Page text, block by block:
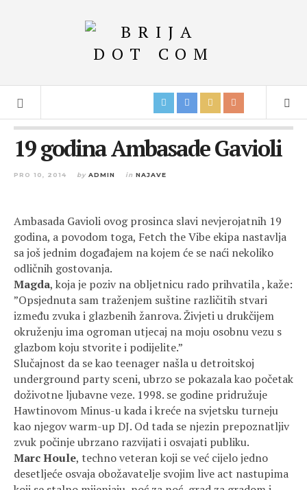
19 godina Ambasade Gavioli
PRO 10, 2014 by ADMIN in NAJAVE
Ambasada Gavioli ovog prosinca slavi nevjerojatnih 19
godina, a povodom toga, Fetch the Vibe ekipa nastavlja
sa još jednim događajem na kojem će se naći nekoliko
odličnih gostovanja.
Magda, koja je poziv na obljetnicu rado prihvatila , kaže:
”Opsjednuta sam traženjem suštine različitih stvari
između zvuka i glazbenih žanrova. Živjeti u drukčijem
okruženju ima ogroman utjecaj na moju osobnu vezu s
glazbom koju stvorite i podijelite.”
Slučajnost da se kao teenager našla u detroitskoj
underground party sceni, ubrzo se pokazala kao početak
doživotne ljubavne veze. 1998. se godine pridružuje
Hawtinovom Minus-u kada i kreće na svjetsku turneju
kao njegov warm-up DJ. Od tada se njezin prepoznatljiv
zvuk počinje ubrzano razvijati i osvajati publiku.
Marc Houle, techno veteran koji se već cijelo jedno
desetljeće osvaja obožavatelje svojim live act nastupima